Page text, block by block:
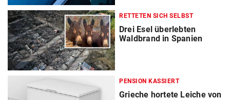
RETTETEN SICH SELBST
Drei Esel überlebten
Waldbrand in Spanien
PENSION KASSIERT
Grieche hortete Leiche von